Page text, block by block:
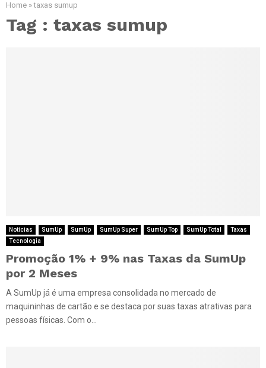
Home »taxas sumup
Tag : taxas sumup
Notícias SumUp SumUp SumUp Super SumUp Top SumUp Total
Taxas
Tecnologia
Promoção 1% + 9% nas Taxas da SumUp
por 2 Meses
A SumUp já é uma empresa consolidada no mercado de
maquininhas de cartão e se destaca por suas taxas atrativas para
pessoas físicas. Com o...